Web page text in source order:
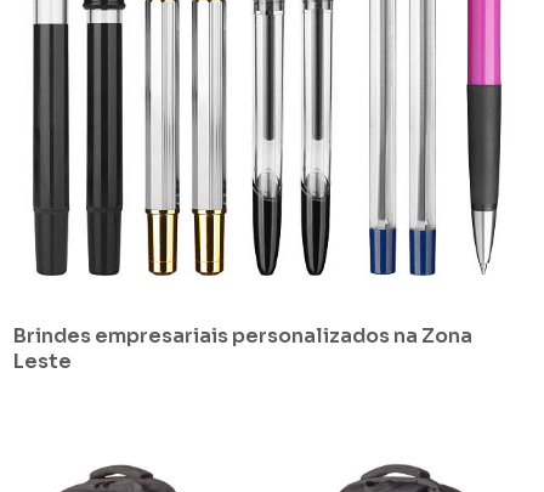
Brindes empresariais personalizados na Zona
Leste